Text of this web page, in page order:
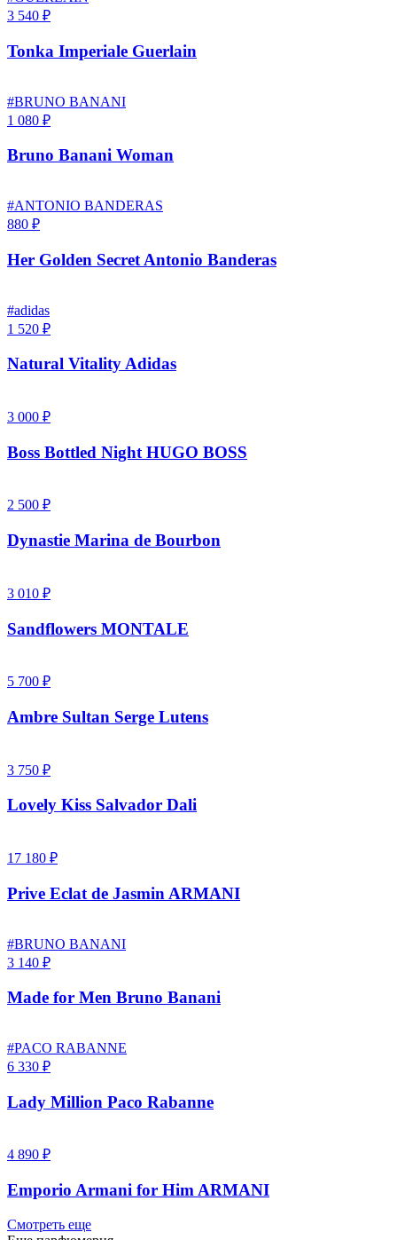
3 540 ₽
Tonka Imperiale Guerlain
#BRUNO BANANI
1 080 ₽
Bruno Banani Woman
#ANTONIO BANDERAS
880 ₽
Her Golden Secret Antonio Banderas
#adidas
1 520 ₽
Natural Vitality Adidas
3 000 ₽
Boss Bottled Night HUGO BOSS
2 500 ₽
Dynastie Marina de Bourbon
3 010 ₽
Sandflowers MONTALE
5 700 ₽
Ambre Sultan Serge Lutens
3 750 ₽
Lovely Kiss Salvador Dali
17 180 ₽
Prive Eclat de Jasmin ARMANI
#BRUNO BANANI
3 140 ₽
Made for Men Bruno Banani
#PACO RABANNE
6 330 ₽
Lady Million Paco Rabanne
4 890 ₽
Emporio Armani for Him ARMANI
Смотреть еще